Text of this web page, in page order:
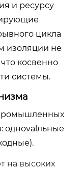
и ресурсу
цикла
изоляции не
косвенно
системы.
одноvalльные
на высоких